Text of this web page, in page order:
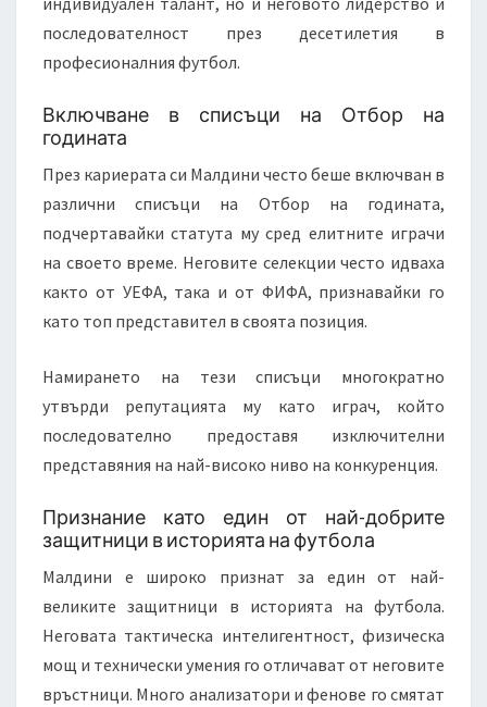
последователност през десетилетия в
професионалния футбол.
Включване в списъци на Отбор на
годината
През кариерата си Малдини често беше включван в
различни списъци на Отбор на годината,
подчертавайки статута му сред елитните играчи
на своето време. Неговите селекции често идваха
както от УЕФА, така и от ФИФА, признавайки го
като топ представител в своята позиция.
Намирането на тези списъци многократно
утвърди репутацията му като играч, който
последователно предоставя изключителни
представяния на най-високо ниво на конкуренция.
Признание като един от най-добрите
защитници в историята на футбола
Малдини е широко признат за един от най-
великите защитници в историята на футбола.
Неговата тактическа интелигентност, физическа
мощ и технически умения го отличават от неговите
връстници. Много анализатори и фенове го смятат